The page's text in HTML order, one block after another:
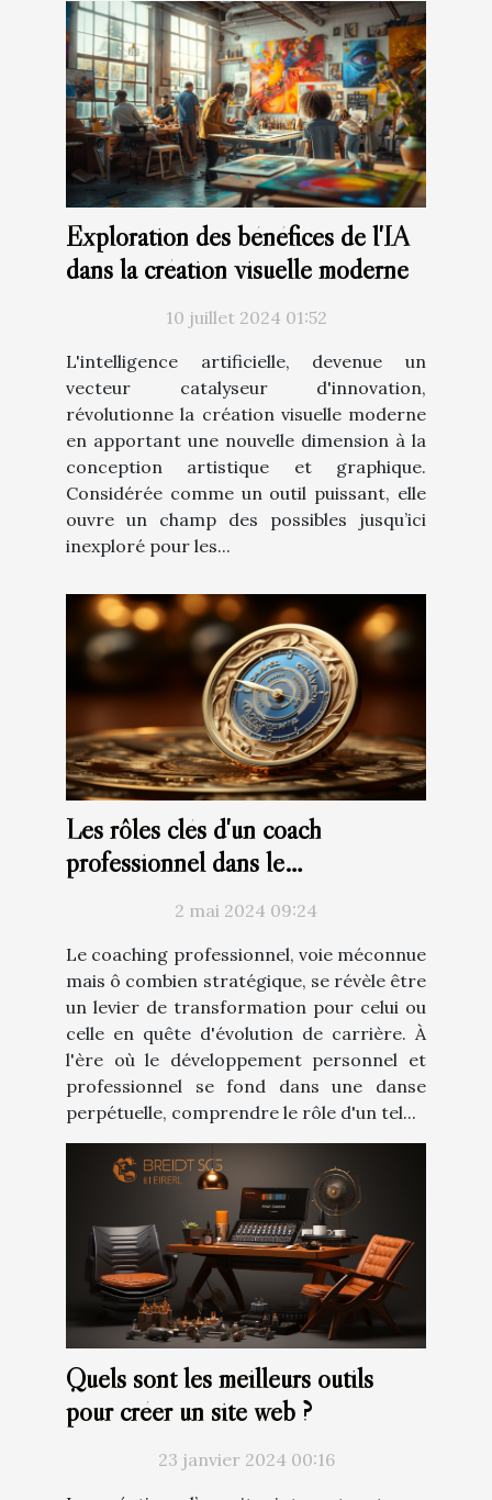
Exploration des bénéfices de l'IA
dans la création visuelle moderne
10 juillet 2024 01:52
L'intelligence artificielle, devenue un
vecteur catalyseur d'innovation,
révolutionne la création visuelle moderne
en apportant une nouvelle dimension à la
conception artistique et graphique.
Considérée comme un outil puissant, elle
ouvre un champ des possibles jusqu’ici
inexploré pour les...
Les rôles clés d'un coach
professionnel dans le
2 mai 2024 09:24
Le coaching professionnel, voie méconnue
mais ô combien stratégique, se révèle être
un levier de transformation pour celui ou
celle en quête d'évolution de carrière. À
l'ère où le développement personnel et
professionnel se fond dans une danse
perpétuelle, comprendre le rôle d'un tel...
Quels sont les meilleurs outils
pour créer un site web ?
23 janvier 2024 00:16